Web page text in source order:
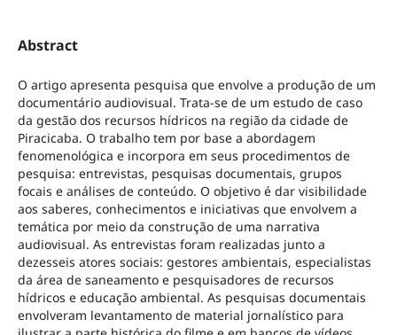
Abstract
O artigo apresenta pesquisa que envolve a produção de um
documentário audiovisual. Trata-se de um estudo de caso
da gestão dos recursos hídricos na região da cidade de
Piracicaba. O trabalho tem por base a abordagem
fenomenológica e incorpora em seus procedimentos de
pesquisa: entrevistas, pesquisas documentais, grupos
focais e análises de conteúdo. O objetivo é dar visibilidade
aos saberes, conhecimentos e iniciativas que envolvem a
temática por meio da construção de uma narrativa
audiovisual. As entrevistas foram realizadas junto a
dezesseis atores sociais: gestores ambientais, especialistas
da área de saneamento e pesquisadores de recursos
hídricos e educação ambiental. As pesquisas documentais
envolveram levantamento de material jornalístico para